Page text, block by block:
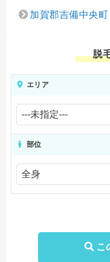
加賀郡吉備中央町
脱
エリア
部位